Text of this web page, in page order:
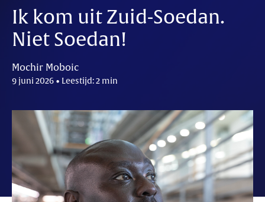
Ik kom uit Zuid-Soedan.
Niet Soedan!
Mochir Moboic
9 juni 2026 • Leestijd: 2 min